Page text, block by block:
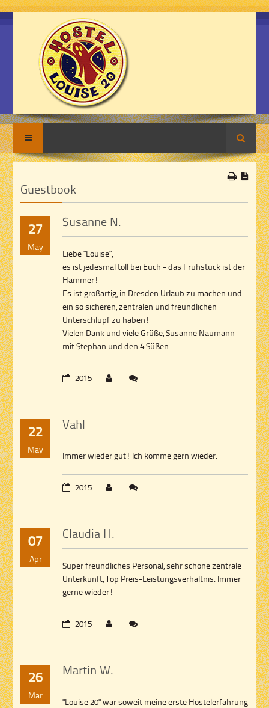
Search
Guestbook
27
May
Susanne N.
Liebe "Louise",
es ist jedesmal toll bei Euch - das Frühstück ist der
Hammer!
Es ist großartig, in Dresden Urlaub zu machen und
ein so sicheren, zentralen und freundlichen
Unterschlupf zu haben!
Vielen Dank und viele Grüße, Susanne Naumann
mit Stephan und den 4 Süßen
2015
22
May
Vahl
Immer wieder gut! Ich komme gern wieder.
2015
07
Apr
Claudia H.
Super freundliches Personal, sehr schöne zentrale
Unterkunft, Top Preis-Leistungsverhältnis. Immer
gerne wieder!
2015
26
Mar
Martin W.
"Louise 20" war soweit meine erste Hostelerfahrung